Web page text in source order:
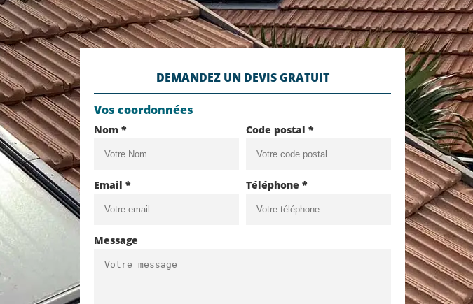
DEMANDEZ UN DEVIS GRATUIT
Vos coordonnées
Nom * Code postal *
Email * Téléphone *
Message